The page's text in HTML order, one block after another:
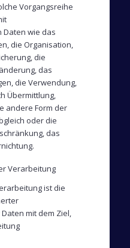
Vorgangsreihe
wie das
die Organisation,
die
das
die Verwendung,
Übermittlung,
andere Form der
oder die
das
Verarbeitung
ist die
mit dem Ziel,